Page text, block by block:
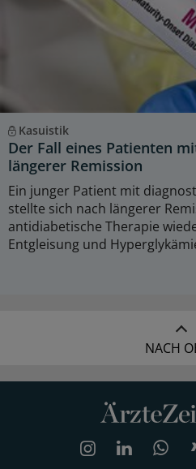
Kasuistik
Der Fall eines Patienten
längerer Remission
Ein junger Patient mit
stellte sich nach längerer
antidiabetische Therapie
Entgleisung und
NACH